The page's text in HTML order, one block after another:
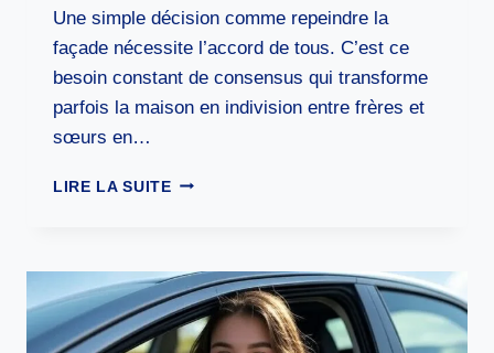
Une simple décision comme repeindre la
façade nécessite l’accord de tous. C’est ce
besoin constant de consensus qui transforme
parfois la maison en indivision entre frères et
sœurs en…
LIRE LA SUITEMAISON
FRÈRES
ET
SŒURS